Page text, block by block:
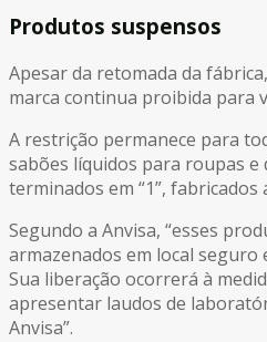
Produtos suspensos
Apesar da retomada da
marca continua proibida para
A restrição permanece para
sabões líquidos para roupas
terminados em “1”, fabricados
Segundo a Anvisa, “esses
armazenados em local seguro
Sua liberação ocorrerá à
apresentar laudos de
Anvisa”.